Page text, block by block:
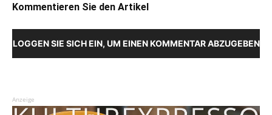
Kommentieren Sie den Artikel
LOGGEN SIE SICH EIN, UM EINEN KOMMENTAR ABZUGEBEN
Anzeige